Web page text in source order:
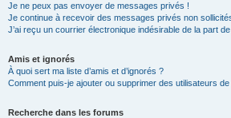
Je ne peux pas envoyer de messages privés !
Je continue à recevoir des messages privés non
J’ai reçu un courrier électronique indésirable de la part
Amis et ignorés
À quoi sert ma liste d’amis et d’ignorés ?
Comment puis-je ajouter ou supprimer des utilisateurs de
Recherche dans les forums